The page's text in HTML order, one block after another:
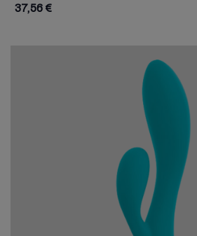
37,56 €